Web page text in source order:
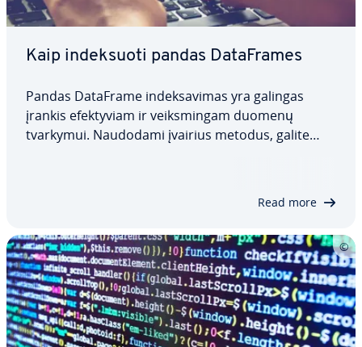
Kaip in­dek­suo­ti pandas Da­taF­ra­mes
Pandas DataFrame in­dek­sa­vi­mas yra galingas
įrankis efek­ty­viam ir veiks­min­gam duomenų
tvarkymui. Naudodami įvairius metodus, galite
Read more